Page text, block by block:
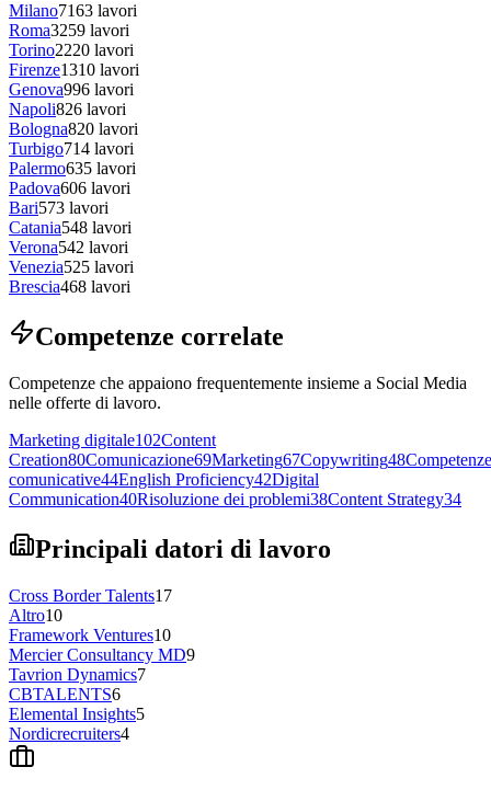
Milano7163 lavori
Roma3259 lavori
Torino2220 lavori
Firenze1310 lavori
Genova996 lavori
Napoli826 lavori
Bologna820 lavori
Turbigo714 lavori
Palermo635 lavori
Padova606 lavori
Bari573 lavori
Catania548 lavori
Verona542 lavori
Venezia525 lavori
Brescia468 lavori
Competenze correlate
Competenze che appaiono frequentemente insieme a Social Media
nelle offerte di lavoro.
Marketing digitale102Content
Creation80Comunicazione69Marketing67Copywriting48Competenze
comunicative44English Proficiency42Digital
Communication40Risoluzione dei problemi38Content Strategy34
Principali datori di lavoro
Cross Border Talents17
Altro10
Framework Ventures10
Mercier Consultancy MD9
Tavrion Dynamics7
CBTALENTS6
Elemental Insights5
Nordicrecruiters4